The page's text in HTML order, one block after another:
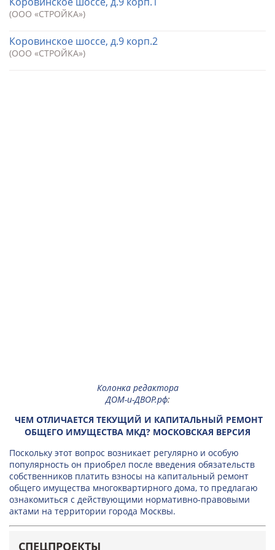
(ООО «СТРОЙКА»)
Коровинское шоссе, д.9 корп.2
(ООО «СТРОЙКА»)
Колонка редактора
ДОМ-и-ДВОР.рф:
ЧЕМ ОТЛИЧАЕТСЯ ТЕКУЩИЙ И КАПИТАЛЬНЫЙ РЕМОНТ
ОБЩЕГО ИМУЩЕСТВА МКД? МОСКОВСКАЯ ВЕРСИЯ
Поскольку этот вопрос возникает регулярно и особую
популярность он приобрел после введения обязательств
собственников платить взносы на капитальный ремонт
общего имущества многоквартирного дома, то предлагаю
ознакомиться с действующими нормативно-правовыми
актами на территории города Москвы.
СПЕЦПРОЕКТЫ